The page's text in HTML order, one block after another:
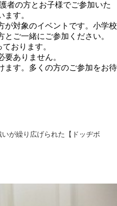
者の方とお子様でご参加いた
す。
が対象のイベントです。小学校
ご一緒にご参加ください。
おります。
ありません。
ます。多くの方のご参加をお待
が繰り広げられた【ドッヂボ